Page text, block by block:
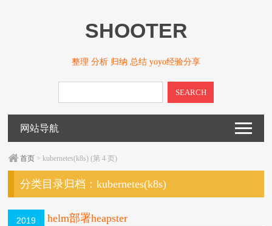
SHOOTER
整理 分析 归纳 总结 yoyo经验分享
SEARCH
网站导航
首页 > kubernetes(k8s) (第 4 页)
分类目录归档：kubernetes(k8s)
2019
helm部署heapster